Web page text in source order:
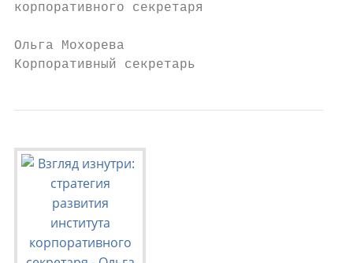
корпоративного секретаря
Ольга Мохорева
Корпоративный секретарь